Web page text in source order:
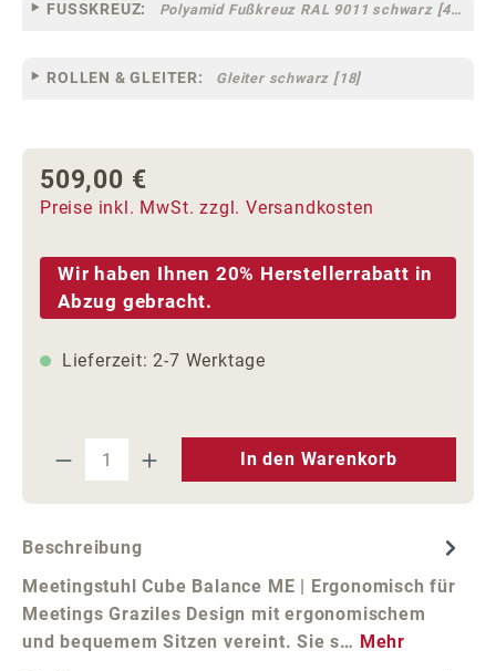
FUSSKREUZ: Polyamid Fußkreuz RAL 9011 schwarz [44]
ROLLEN & GLEITER: Gleiter schwarz [18]
Regulärer Preis:
509,00 €
Preise inkl. MwSt. zzgl. Versandkosten
Wir haben Ihnen 20% Herstellerrabatt in
Abzug gebracht.
Lieferzeit: 2-7 Werktage
Produkt Anzahl: Gib den
In den Warenkorb
Beschreibung
Meetingstuhl Cube Balance ME | Ergonomisch für
Meetings Graziles Design mit ergonomischem
und bequemem Sitzen vereint. Sie s… Mehr